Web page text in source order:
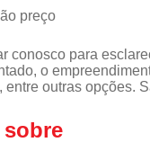
conosco para
o
outras opções.
sobre